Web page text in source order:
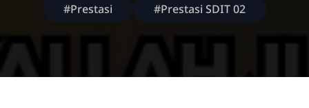
#Prestasi #Prestasi SDIT 02